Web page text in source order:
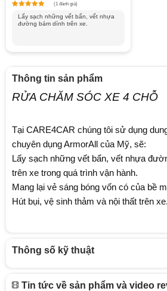
Rated
5
out of 5 based oncustomer rating
(1 đánh giá)
Lấy sạch những vết bẩn, vết nhựa
đường bám dính trên xe.
Thông tin sản phẩm
RỬA CHĂM SÓC XE 4 CHỖ
Tại CARE4CAR chúng tôi sử dụng
chuyên dụng ArmorAll của Mỹ, sẽ:
Lấy sạch những vết bẩn, vết nhựa
trên xe trong quá trình vận hành.
Mang lại vẻ sáng bóng vốn có của bề
Hút bụi, vệ sinh thảm và nội thất trên xe.
Thông số kỹ thuật
Tin tức về sản phẩm và video